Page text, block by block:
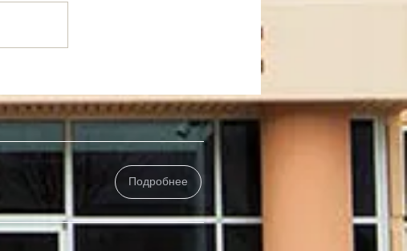
Праведности
Подробнее